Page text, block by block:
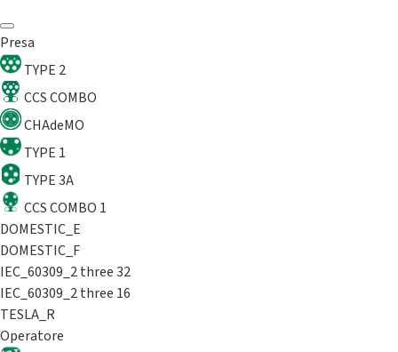
Presa
TYPE 2
CCS COMBO
CHAdeMO
TYPE 1
TYPE 3A
CCS COMBO 1
DOMESTIC_E
DOMESTIC_F
IEC_60309_2 three 32
IEC_60309_2 three 16
TESLA_R
Operatore